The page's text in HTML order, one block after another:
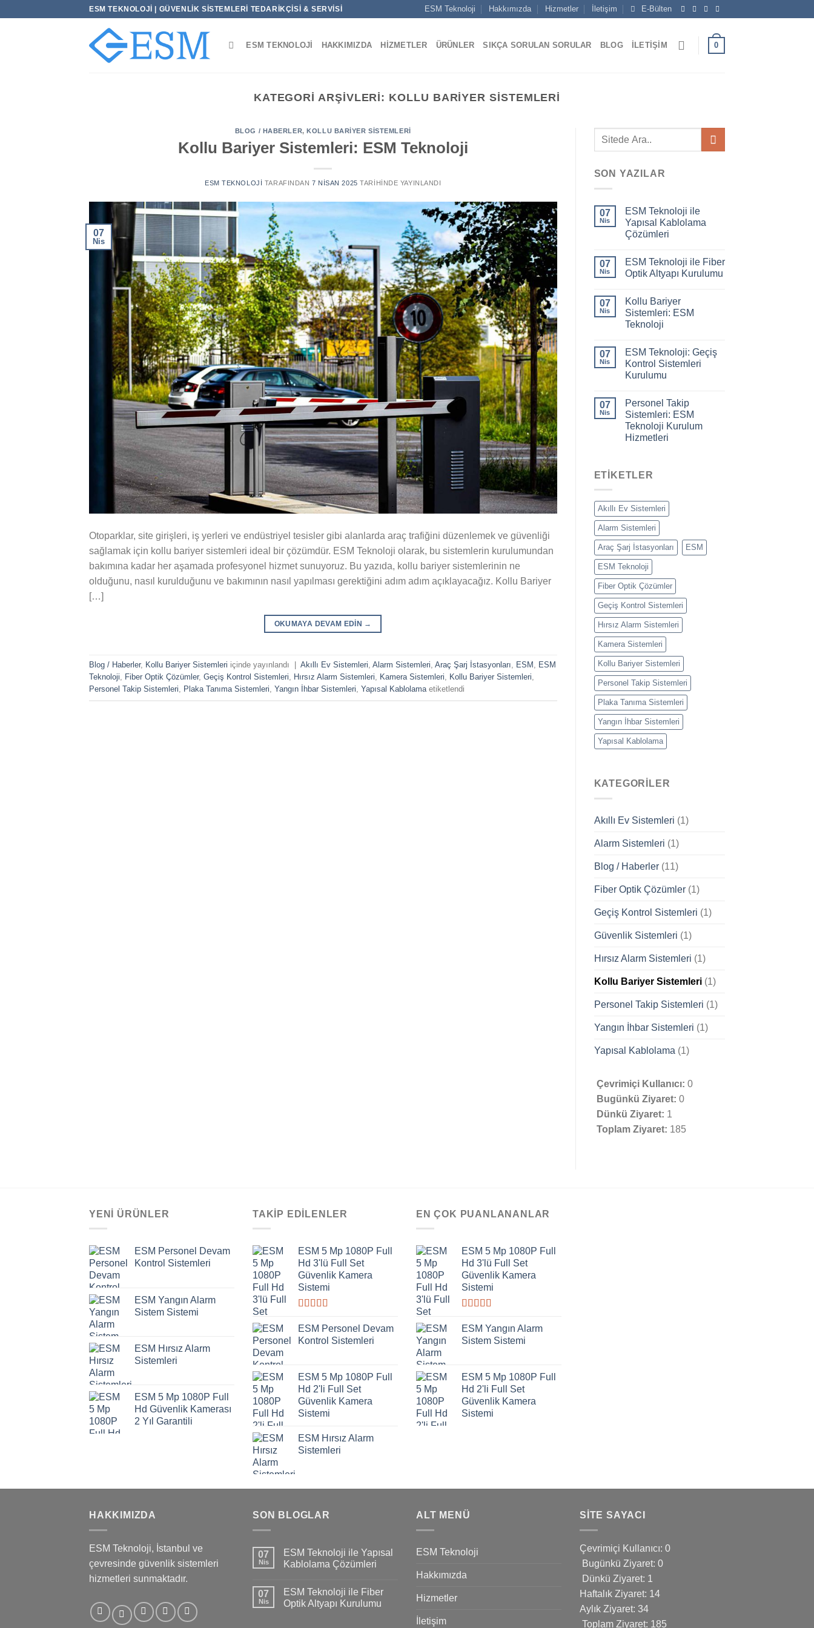
ESM TEKNOLOJI | GÜVENLIK SISTEMLERI TEDARIKÇISI & SERVISI ESM Teknoloji Hakkımızda Hizmetler İletişim E-Bülten
ESM TEKNOLOJI HAKKIMIZDA HIZMETLER ÜRÜNLER SIKÇA SORULAN SORULAR BLOG İLETIŞIM 0
KATEGORI ARŞIVLERI: KOLLU BARIYER SISTEMLERI
BLOG / HABERLER,KOLLU BARIYER SISTEMLERI
Kollu Bariyer Sistemleri: ESM Teknoloji
ESM TEKNOLOJI TARAFINDAN 7 NISAN 2025 TARIHINDE YAYINLANDI
07
Nis
Otoparklar, site girişleri, iş yerleri ve endüstriyel tesisler gibi alanlarda araç trafiğini düzenlemek ve güvenliği
sağlamak için kollu bariyer sistemleri ideal bir çözümdür. ESM Teknoloji olarak, bu sistemlerin kurulumundan
bakımına kadar her aşamada profesyonel hizmet sunuyoruz. Bu yazıda, kollu bariyer sistemlerinin ne
olduğunu, nasıl kurulduğunu ve bakımının nasıl yapılması gerektiğini adım adım açıklayacağız. Kollu Bariyer
[…]
OKUMAYA DEVAM EDIN →
Blog / Haberler, Kollu Bariyer Sistemleri içinde yayınlandı Akıllı Ev Sistemleri, Alarm Sistemleri, Araç Şarj İstasyonları, ESM , ESM
Teknoloji, Fiber Optik Çözümler, Geçiş Kontrol Sistemleri, Hırsız Alarm Sistemleri, Kamera Sistemleri, Kollu Bariyer Sistemleri,
Personel Takip Sistemleri, Plaka Tanıma Sistemleri, Yangın İhbar Sistemleri, Yapısal Kablolamaetiketlendi
SON YAZILAR
07
Nis
ESM Teknoloji ile
Yapısal Kablolama
Çözümleri
07
Nis
ESM Teknoloji ile Fiber
Optik Altyapı Kurulumu
07
Nis
Kollu Bariyer
Sistemleri: ESM
Teknoloji
07
Nis
ESM Teknoloji: Geçiş
Kontrol Sistemleri
Kurulumu
07
Nis
Personel Takip
Sistemleri: ESM
Teknoloji Kurulum
Hizmetleri
ETIKETLER
Akıllı Ev Sistemleri
Alarm Sistemleri
Araç Şarj İstasyonları ESM
ESM Teknoloji
Fiber Optik Çözümler
Geçiş Kontrol Sistemleri
Hırsız Alarm Sistemleri
Kamera Sistemleri
Kollu Bariyer Sistemleri
Personel Takip Sistemleri
Plaka Tanıma Sistemleri
Yangın İhbar Sistemleri
Yapısal Kablolama
KATEGORILER
Akıllı Ev Sistemleri (1)
Alarm Sistemleri (1)
Blog / Haberler(11)
Fiber Optik Çözümler(1)
Geçiş Kontrol Sistemleri (1)
Güvenlik Sistemleri (1)
Hırsız Alarm Sistemleri (1)
Kollu Bariyer Sistemleri(1)
Personel Takip Sistemleri (1)
Yangın İhbar Sistemleri (1)
Yapısal Kablolama (1)
Çevrimiçi Kullanıcı: 0
Bugünkü Ziyaret: 0
Dünkü Ziyaret: 1
Toplam Ziyaret: 185
YENI ÜRÜNLER
ESM Personel Devam
Kontrol Sistemleri
ESM Yangın Alarm
Sistem Sistemi
ESM Hırsız Alarm
Sistemleri
ESM 5 Mp 1080P Full
Hd Güvenlik Kamerası
2 Yıl Garantili
TAKIP EDILENLER
ESM 5 Mp 1080P Full
Hd 3'lü Full Set
Güvenlik Kamera
Sistemi
üzerinden
4.00oy
aldı
ESM Personel Devam
Kontrol Sistemleri
ESM 5 Mp 1080P Full
Hd 2'li Full Set
Güvenlik Kamera
Sistemi
ESM Hırsız Alarm
Sistemleri
EN ÇOK PUANLANANLAR
ESM 5 Mp 1080P Full
Hd 3'lü Full Set
Güvenlik Kamera
Sistemi
üzerinden
4.00oy
aldı
ESM Yangın Alarm
Sistem Sistemi
ESM 5 Mp 1080P Full
Hd 2'li Full Set
Güvenlik Kamera
Sistemi
HAKKIMIZDA
ESM Teknoloji, İstanbul ve
çevresinde güvenlik sistemleri
hizmetleri sunmaktadır.
SON BLOGLAR
07
Nis
ESM Teknoloji ile Yapısal
Kablolama Çözümleri
07
Nis
ESM Teknoloji ile Fiber
Optik Altyapı Kurulumu
ALT MENÜ
ESM Teknoloji
Hakkımızda
Hizmetler
İletişim
SITE SAYACI
Çevrimiçi Kullanıcı: 0
Bugünkü Ziyaret: 0
Dünkü Ziyaret: 1
Haftalık Ziyaret: 14
Aylık Ziyaret: 34
Toplam Ziyaret: 185